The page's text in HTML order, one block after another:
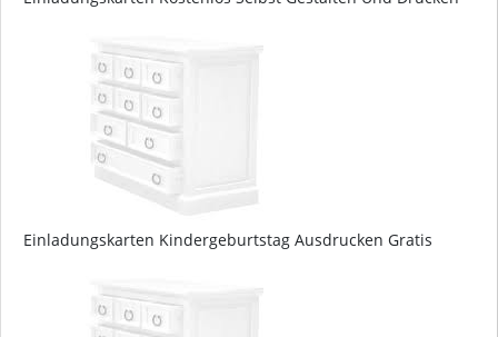
Einladungskarten Kindergeburtstag Ausdrucken Gratis